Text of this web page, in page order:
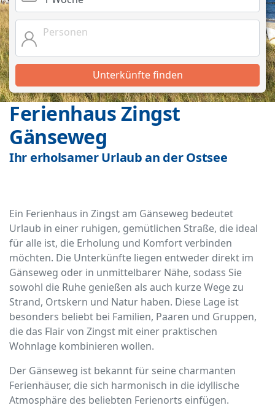
Personen
Unterkünfte finden
Ferienhaus Zingst
Gänseweg
Ihr erholsamer Urlaub an der Ostsee
Ein Ferienhaus in Zingst am Gänseweg bedeutet
Urlaub in einer ruhigen, gemütlichen Straße, die ideal
für alle ist, die Erholung und Komfort verbinden
möchten. Die Unterkünfte liegen entweder direkt im
Gänseweg oder in unmittelbarer Nähe, sodass Sie
sowohl die Ruhe genießen als auch kurze Wege zu
Strand, Ortskern und Natur haben. Diese Lage ist
besonders beliebt bei Familien, Paaren und Gruppen,
die das Flair von Zingst mit einer praktischen
Wohnlage kombinieren wollen.
Der Gänseweg ist bekannt für seine charmanten
Ferienhäuser, die sich harmonisch in die idyllische
Atmosphäre des beliebten Ferienorts einfügen.